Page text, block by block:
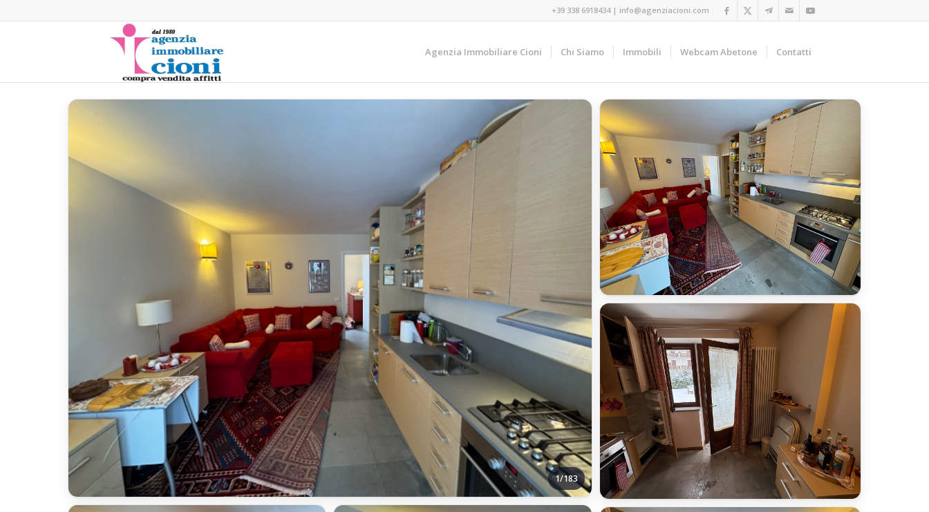
+39 338 6918434| info@agenziacioni.com
Agenzia Immobiliare Cioni Chi Siamo Immobili Webcam Abetone Contatti
1/183